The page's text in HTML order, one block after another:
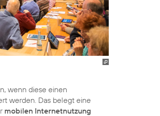
wenn diese einen
werden. Das belegt eine
mobilen Internetnutzung